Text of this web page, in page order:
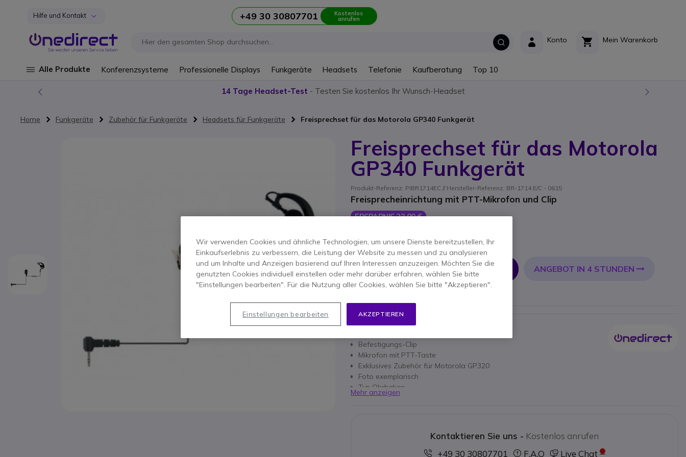
Zum Inhalt springen
Hilfe und Kontakt +49 30 30807701 Kostenlos
anrufen
Mein Warenkorb
Konto
Alle Produkte Konferenzsysteme Professionelle Displays Funkgeräte Headsets Telefonie Kaufberatung Top 10
14 Tage Headset-Test - Testen Sie kostenlos Ihr Wunsch-Headset
Home Funkgeräte Zubehör für Funkgeräte Headsets für Funkgeräte Freisprechset für das Motorola GP340 Funkgerät
Freisprechset für das Motorola
GP340 Funkgerät
Produkt-Referenz: PIBR1714EC // Hersteller-Referenz: BR-1714 E/C - 0615
Freisprecheinrichtung mit PTT-Mikrofon und Clip
ERSPARNIS 23,00 €
16,95 €- 20,17 € Inkl. MwSt.
Anzahl
IN DEN WARENKORB ANGEBOT IN 4 STUNDEN
Hauptmerkmale
Befestigungs-Clip
Mikrofon mit PTT-Taste
Exklusives Zubehör für Motorola GP320
Foto exemplarisch
Typ Ohrhaken
Mehr anzeigen
Kontaktieren Sie uns - Kostenlos anrufen
+49 30 30807701
F.A.Q Live Chat
Wir verwenden Cookies und ähnliche Technologien, um unsere Dienste bereitzustellen, Ihr
Einkaufserlebnis zu verbessern, die Leistung der Website zu messen und zu analysieren
und um Inhalte und Anzeigen basierend auf Ihren Interessen anzuzeigen. Möchten Sie die
genutzten Cookies individuell einstellen oder mehr darüber erfahren, wählen Sie bitte
"Einstellungen bearbeiten". Für die Nutzung aller Cookies, wählen Sie bitte "Akzeptieren".
AKZEPTIEREN
Einstellungen bearbeiten